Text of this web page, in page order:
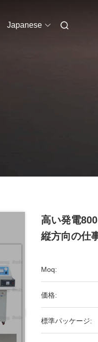
Japanese
高い発電
縦方向の仕
Moq:
価格:
標準パッケージ: